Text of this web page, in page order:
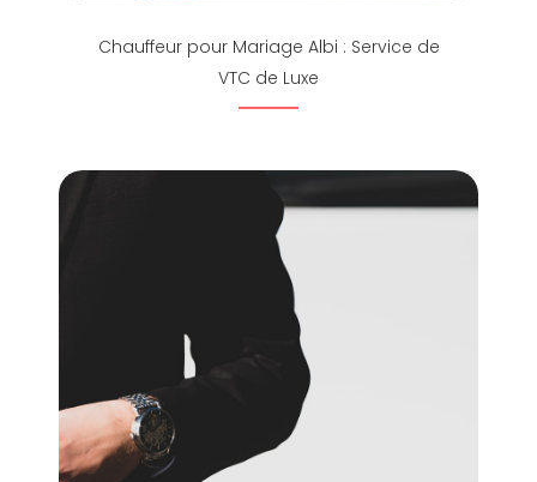
Chauffeur pour Mariage Albi : Service de
VTC de Luxe